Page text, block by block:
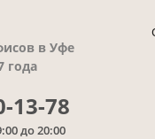
в Уфе
года
13-78
до 20:00